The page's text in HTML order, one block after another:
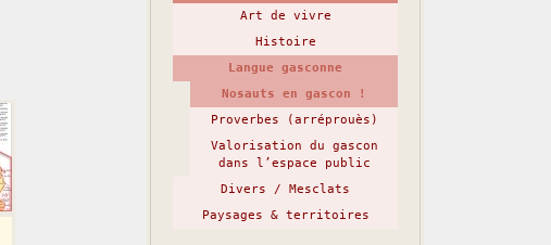
Art de vivre
Histoire
Langue gasconne
Nosauts en gascon !
Proverbes (arréprouès)
Valorisation du gascon
dans l’espace public
Divers / Mesclats
Paysages & territoires